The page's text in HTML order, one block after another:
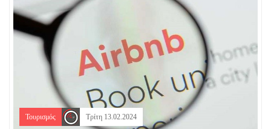
Τουρισμός Τρίτη 13.02.2024